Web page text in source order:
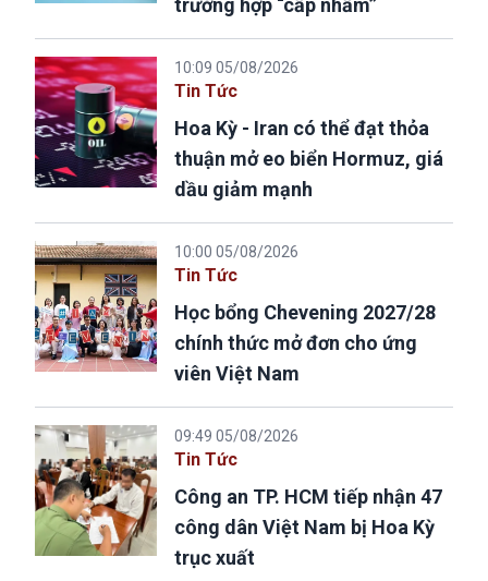
trường hợp “cấp nhầm”
10:09 05/08/2026
Tin Tức
Hoa Kỳ - Iran có thể đạt thỏa
thuận mở eo biển Hormuz, giá
dầu giảm mạnh
10:00 05/08/2026
Tin Tức
Học bổng Chevening 2027/28
chính thức mở đơn cho ứng
viên Việt Nam
09:49 05/08/2026
Tin Tức
Công an TP. HCM tiếp nhận 47
công dân Việt Nam bị Hoa Kỳ
trục xuất